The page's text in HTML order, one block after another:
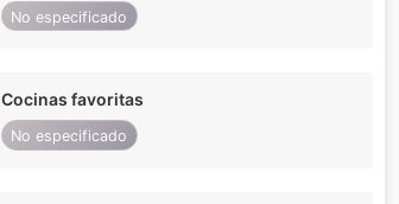
No especificado
Cocinas favoritas
No especificado